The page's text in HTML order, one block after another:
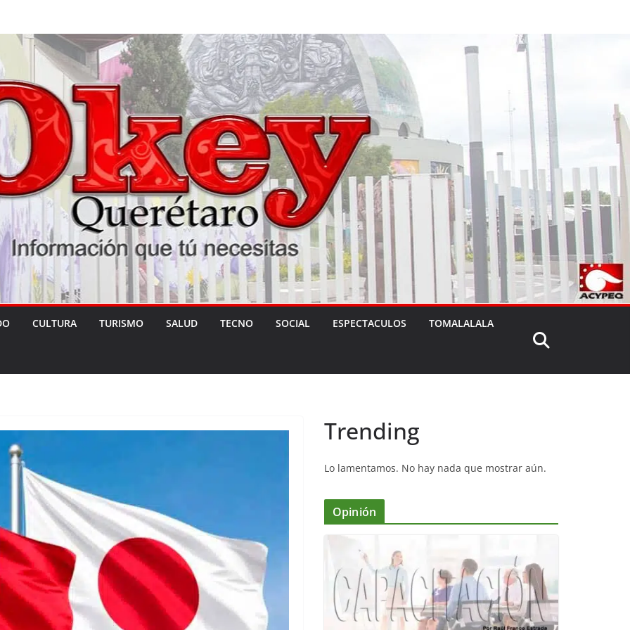
CULTURA TURISMO SALUD TECNO SOCIAL ESPECTACULOS TOMALALALA
Trending
Lo lamentamos. No hay nada que mostrar aún.
Opinión